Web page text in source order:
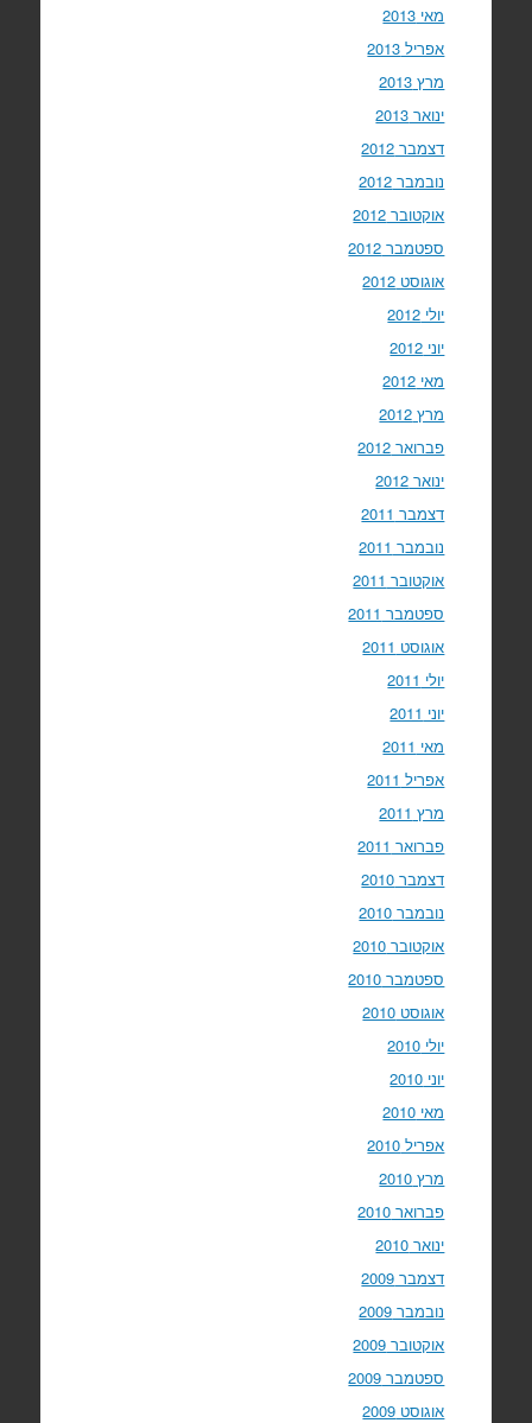
מאי 2013
אפריל 2013
מרץ 2013
ינואר 2013
דצמבר 2012
נובמבר 2012
אוקטובר 2012
ספטמבר 2012
אוגוסט 2012
יולי 2012
יוני 2012
מאי 2012
מרץ 2012
פברואר 2012
ינואר 2012
דצמבר 2011
נובמבר 2011
אוקטובר 2011
ספטמבר 2011
אוגוסט 2011
יולי 2011
יוני 2011
מאי 2011
אפריל 2011
מרץ 2011
פברואר 2011
דצמבר 2010
נובמבר 2010
אוקטובר 2010
ספטמבר 2010
אוגוסט 2010
יולי 2010
יוני 2010
מאי 2010
אפריל 2010
מרץ 2010
פברואר 2010
ינואר 2010
דצמבר 2009
נובמבר 2009
אוקטובר 2009
ספטמבר 2009
אוגוסט 2009